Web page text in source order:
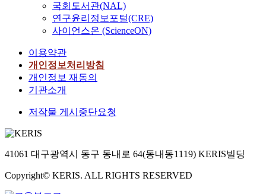
국회도서관(NAL)
연구윤리정보포털(CRE)
사이언스온 (ScienceON)
이용약관
개인정보처리방침
개인정보 재동의
기관소개
저작물 게시중단요청
41061 대구광역시 동구 동내로 64(동내동1119) KERIS빌딩
Copyright© KERIS. ALL RIGHTS RESERVED